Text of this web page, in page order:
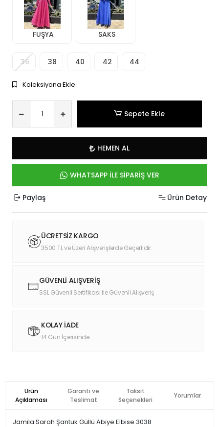
FUŞYA SAKS
36 38 40 42 44
Koleksiyona Ekle
Sepete Ekle
HEMEN AL
WHATSAPP İLE SİPARİŞ VER
Paylaş Ürün Detay
ÜCRETSİZ KARGO
3500 TL ve Üzeri Alışverişlerde Geçerlidir.
GÜVENLİ ALIŞVERİŞ
SSL Güvenli Sertifikası ile Güvenli Alışveriş
KOLAY İADE
14 Gün İçerisinde
Ürün
Açıklaması
Garanti ve
Teslimat
Taksit
Seçenekleri
Yorumlar
Jamila Sarah Şantuk Güllü Abiye Elbise 3038